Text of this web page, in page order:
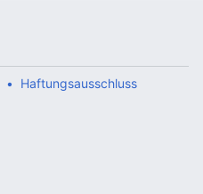
Haftungsausschluss